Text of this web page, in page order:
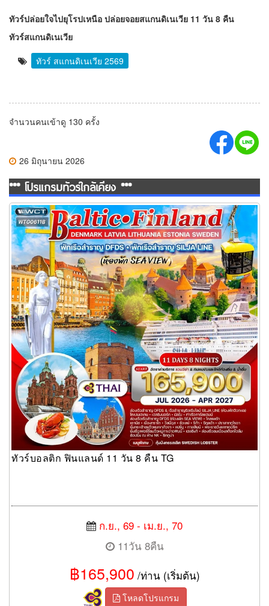
ทัวร์ปล่อยใจไปยุโรปเหนือ ปล่อยจอยสแกนดิเนเวีย 11 วัน 8 คืน
ทัวร์สแกนดิเนเวีย
ทัวร์ สแกนดิเนเวีย 2569
จำนวนคนเข้าดู 130 ครั้ง
26 มิถุนายน 2026
*** โปรแกรมทัวร์ใกล้เคียง ***
ทัวร์บอลติก ฟินแลนด์ 11 วัน 8 คืน TG
ทัวร์บอลติก ฟินแลนด์ 11 วัน 8 คืน TG
ก.ย., 69 - เม.ย., 70
11วัน 8คืน
฿165,900 /ท่าน (เริ่มต้น)
โหลดโปรแกรม